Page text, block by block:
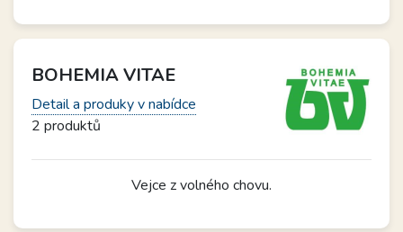
BOHEMIA VITAE
Detail a produky v nabídce
2 produktů
Vejce z volného chovu.